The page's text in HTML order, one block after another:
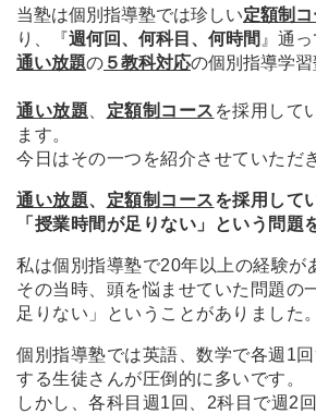
当塾は個別指導塾では珍しい定額制コ
り、
『週何回、何科目、何時間 』通
通い放題の ５教科対応の個別指導学習
通い放題 定額制コース を採用して
ます。
今日はその一つを紹介させていただ
通い放題、 定額制コースを採用して
「授業時間が足りない」という問題
私は個別指導塾で20年以上の経験が
その当時、頭を悩ませていた問題の
足りない」ということがありました。
個別指導塾では英語、数学で各週1
する生徒さんが圧倒的に多いです。
しかし、各科目週1回、2科目で週2